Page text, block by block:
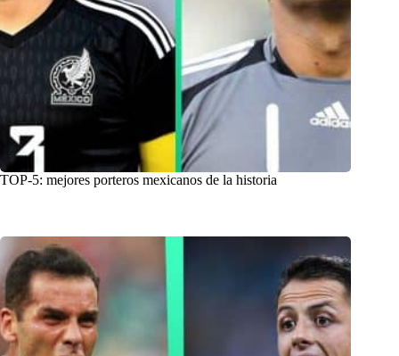
TOP-5: mejores porteros mexicanos de la historia